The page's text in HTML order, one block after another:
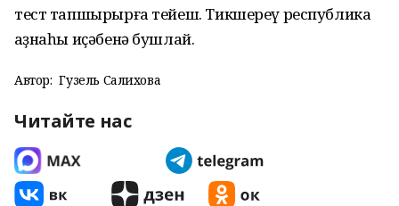
тест тапшырырға тейеш. Тикшереү республика
ҡаҙнаһы иҫәбенә бушлай.
Автор: Гузель Салихова
Читайте нас